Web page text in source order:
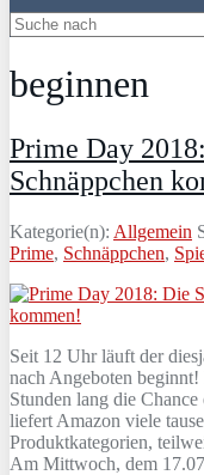
beginnen
Prime Day
Schnäppchen
Kategorie(n): Allgemein
Prime, Schnäppchen,
Seit 12 Uhr läuft der
nach Angeboten
Stunden lang die
liefert Amazon viele
Produktkategorien,
Am Mittwoch, dem